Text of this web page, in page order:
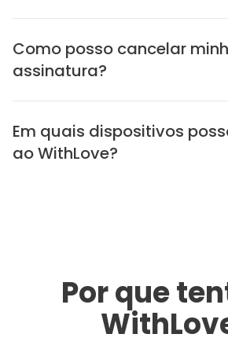
Como posso cancelar
assinatura?
Em quais dispositivos
ao WithLove?
Por que